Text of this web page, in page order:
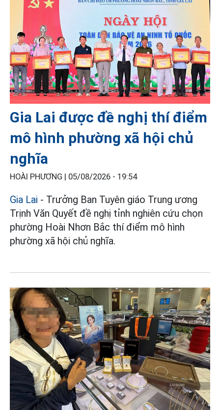
Gia Lai được đề nghị thí điểm
mô hình phường xã hội chủ
nghĩa
HOÀI PHƯƠNG | 05/08/2026 - 19:54
Gia Lai - Trưởng Ban Tuyên giáo Trung ương
Trịnh Văn Quyết đề nghị tỉnh nghiên cứu chọn
phường Hoài Nhơn Bắc thí điểm mô hình
phường xã hội chủ nghĩa.